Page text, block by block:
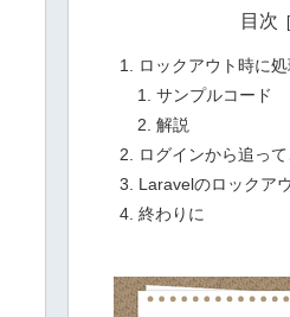
目次
ロックアウト時に
サンプルコード
解説
ログインから追っ
Laravelのロックア
終わりに